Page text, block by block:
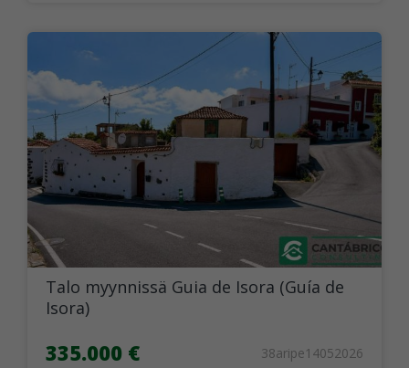
Talo myynnissä Guia de Isora (Guía de
Isora)
335.000 € 38aripe14052026